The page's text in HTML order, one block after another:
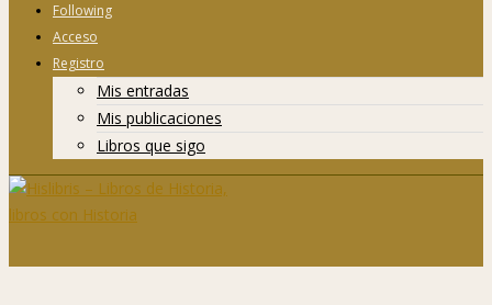
Following
Acceso
Registro
Mis entradas
Mis publicaciones
Libros que sigo